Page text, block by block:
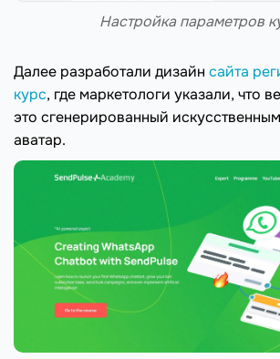
Настройка параметров
Далее разработали дизайн сайта
курс, где маркетологи указали, что
это сгенерированный
аватар.